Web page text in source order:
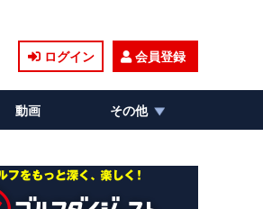
ログイン 会員登録
動画 その他